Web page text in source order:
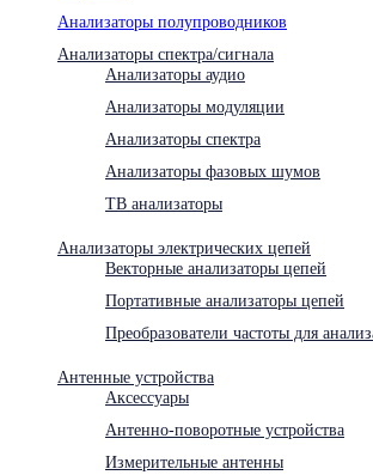
Анализаторы полупроводников
Анализаторы спектра/сигнала
Анализаторы аудио
Анализаторы модуляции
Анализаторы спектра
Анализаторы фазовых шумов
ТВ анализаторы
Анализаторы электрических цепей
Векторные анализаторы цепей
Портативные анализаторы цепей
Преобразователи частоты для
Антенные устройства
Аксессуары
Антенно-поворотные устройства
Измерительные антенны